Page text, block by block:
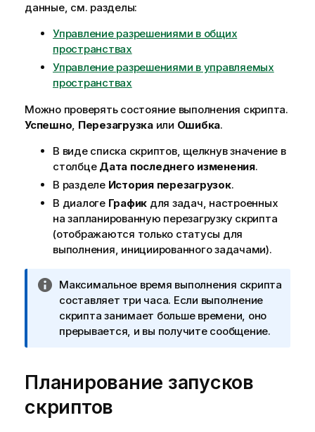
данные, см. разделы:
Управление разрешениями в общих
пространствах
Управление разрешениями в управляемых
пространствах
Можно проверять состояние выполнения скрипта.
Успешно, Перезагрузкаили Ошибка.
В виде списка скриптов, щелкнув значение в
столбце Дата последнего изменения.
В разделе История перезагрузок.
В диалоге График для задач, настроенных
на запланированную перезагрузку скрипта
(отображаются только статусы для
выполнения, инициированного задачами).
П
р
и
м
а
н
и
Максимальное время выполнения скрипта
составляет три часа. Если выполнение
скрипта занимает больше времени, оно
прерывается, и вы получите сообщение.
Планирование запусков
скриптов